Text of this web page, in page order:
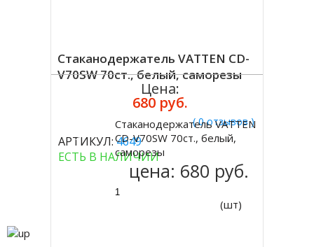
Стаканодержатель VATTEN CD-
V70SW 70ст., белый, саморезы
( 0 отзывов )
АРТИКУЛ:4649
ЕСТЬ В НАЛИЧИИ
Цена:
680 руб.
Стаканодержатель VATTEN
CD-V70SW 70ст., белый,
саморезы
цена: 680 руб.
(шт)